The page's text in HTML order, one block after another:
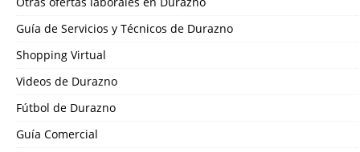
Guía de Servicios y Técnicos de Durazno
Shopping Virtual
Videos de Durazno
Fútbol de Durazno
Guía Comercial